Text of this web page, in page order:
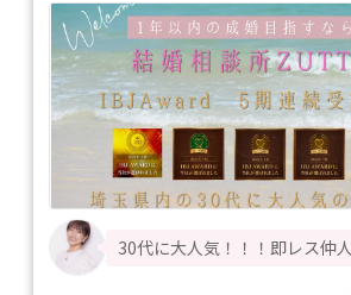
30代に大人気！！！即レス仲人